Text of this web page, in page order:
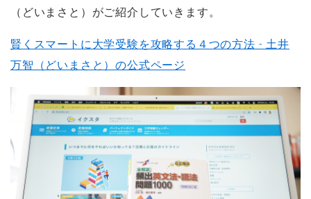
（どいまさと）がご紹介していきます。
賢くスマートに大学受験を攻略する４つの方法 - 土井
万智（どいまさと）の公式ページ